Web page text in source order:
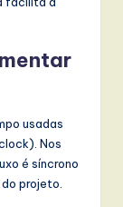
usadas
Nos
é síncrono
projeto.